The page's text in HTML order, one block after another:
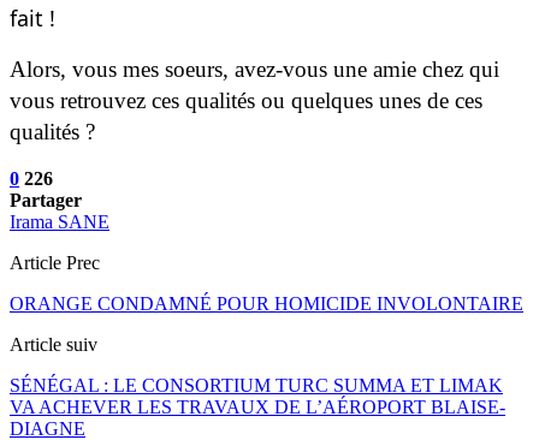
fait !
Alors, vous mes soeurs, avez-vous une amie chez qui
vous retrouvez ces qualités ou quelques unes de ces
qualités ?
0 226
Partager
Irama SANE
Article Prec
ORANGE CONDAMNÉ POUR HOMICIDE INVOLONTAIRE
Article suiv
SÉNÉGAL : LE CONSORTIUM TURC SUMMA ET LIMAK
VA ACHEVER LES TRAVAUX DE L’AÉROPORT BLAISE-
DIAGNE